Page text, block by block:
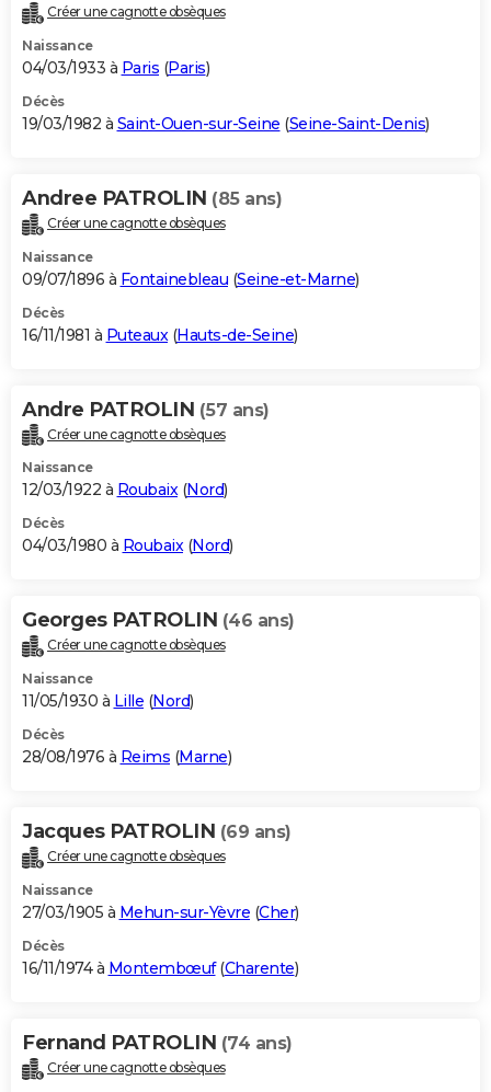
Créer une cagnotte obsèques
Naissance
04/03/1933 à Paris (Paris)
Décès
19/03/1982 à Saint-Ouen-sur-Seine (Seine-Saint-Denis)
Andree PATROLIN (85 ans)
Créer une cagnotte obsèques
Naissance
09/07/1896 à Fontainebleau (Seine-et-Marne)
Décès
16/11/1981 à Puteaux (Hauts-de-Seine)
Andre PATROLIN (57 ans)
Créer une cagnotte obsèques
Naissance
12/03/1922 à Roubaix(Nord)
Décès
04/03/1980 à Roubaix(Nord)
Georges PATROLIN (46 ans)
Créer une cagnotte obsèques
Naissance
11/05/1930 à Lille (Nord)
Décès
28/08/1976 à Reims (Marne)
Jacques PATROLIN (69 ans)
Créer une cagnotte obsèques
Naissance
27/03/1905 à Mehun-sur-Yèvre (Cher)
Décès
16/11/1974 à Montembœuf(Charente)
Fernand PATROLIN (74 ans)
Créer une cagnotte obsèques